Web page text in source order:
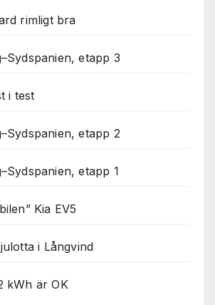
rimligt bra
etapp 3
i test
etapp 2
etapp 1
Kia EV5
i Långvind
kWh är OK